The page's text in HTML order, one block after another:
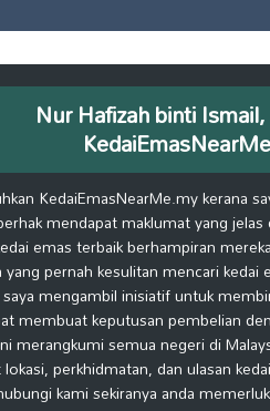
Nur Hafizah binti
KedaiEmasNearMe.my kerana
mendapat maklumat yang
emas terbaik berhampiran
pernah kesulitan mencari kedai
mengambil inisiatif untuk
membuat keputusan pembelian
merangkumi semua negeri di
perkhidmatan, dan ulasan
kami sekiranya anda